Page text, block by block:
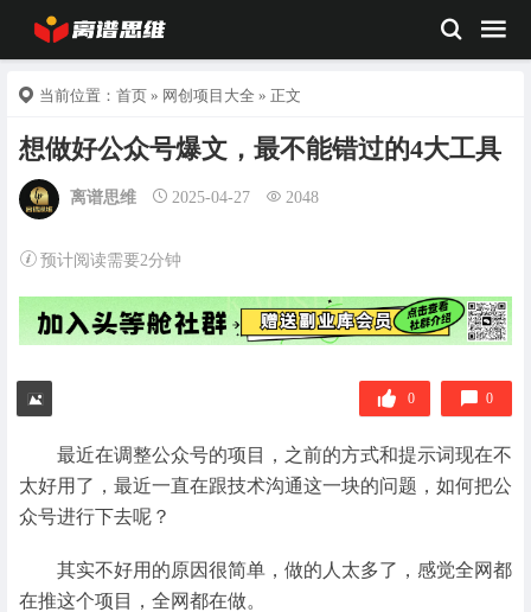
当前位置： 首页 » 网创项目大全 » 正文
想做好公众号爆文，最不能错过的4大工具
离谱思维 2025-04-27 2048
预计阅读需要2分钟
0 0
最近在调整公众号的项目，之前的方式和提示词现在不
太好用了，最近一直在跟技术沟通这一块的问题，如何把公
众号进行下去呢？
其实不好用的原因很简单，做的人太多了，感觉全网都
在推这个项目，全网都在做。